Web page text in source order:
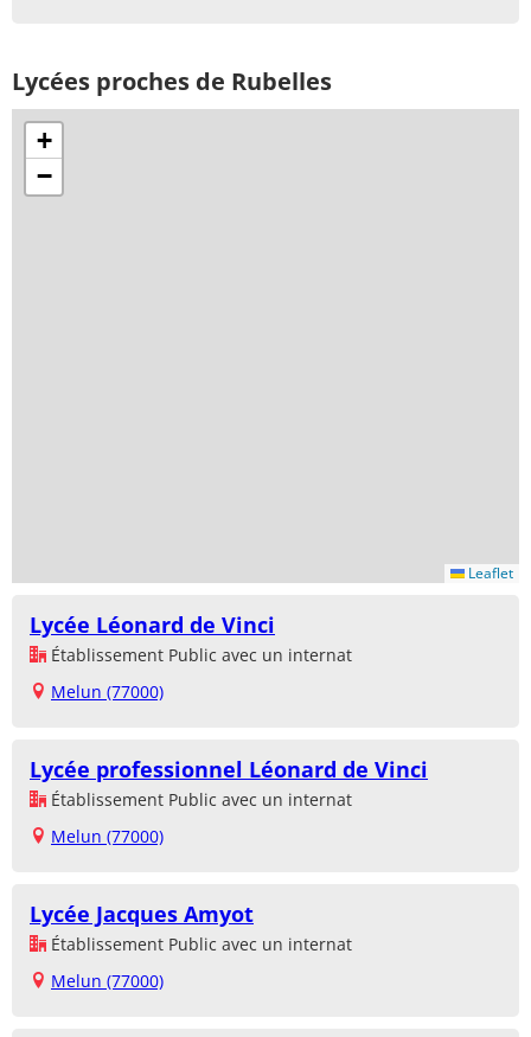
Lycées proches de Rubelles
+
−
Leaflet
Lycée Léonard de Vinci
Établissement Public avec un internat
Melun (77000)
Lycée professionnel Léonard de Vinci
Établissement Public avec un internat
Melun (77000)
Lycée Jacques Amyot
Établissement Public avec un internat
Melun (77000)